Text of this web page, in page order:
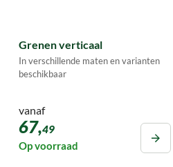
Grenen verticaal
In verschillende maten en varianten
beschikbaar
vanaf
67,49
Op voorraad